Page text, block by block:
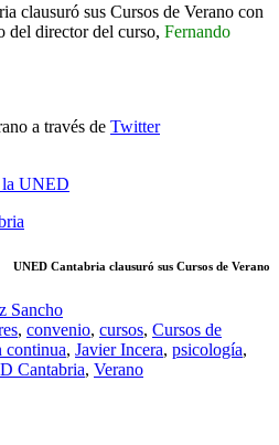
clausuró sus Cursos de Verano con
del director del curso, Fernando
a través de Twitter
la UNED
UNED Cantabria clausuró sus Cursos de Verano
Sancho
, convenio, cursos, Cursos de
continua, Javier Incera, psicología,
Cantabria, Verano